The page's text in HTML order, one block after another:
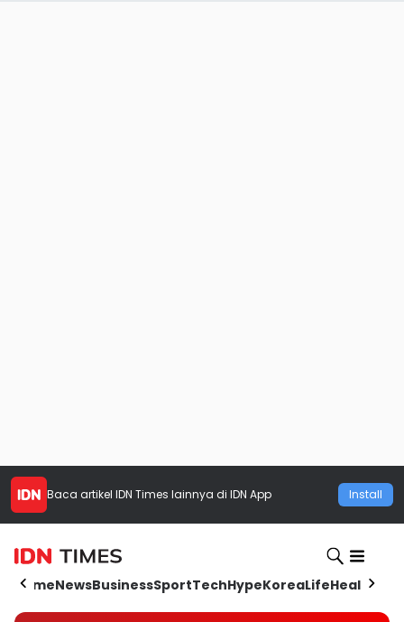
Baca artikel IDN Times lainnya di IDN App Install
HomeNewsBusinessSportTechHypeKoreaLifeHealth